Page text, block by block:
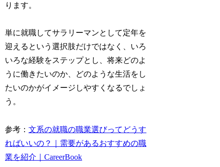
ります。
単に就職してサラリーマンとして定年を
迎えるという選択肢だけではなく、いろ
いろな経験をステップとし、将来どのよ
うに働きたいのか、どのような生活をし
たいのかがイメージしやすくなるでしょ
う。
参考：文系の就職の職業選びってどうす
ればいいの？｜需要があるおすすめの職
業を紹介｜CareerBook